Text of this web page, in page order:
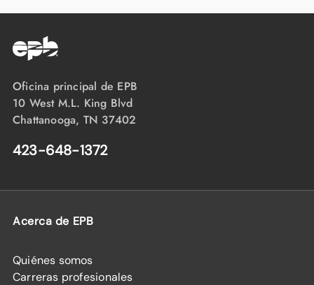
Oficina principal de EPB
10 West M.L. King Blvd
Chattanooga, TN 37402
423-648-1372
Acerca de EPB
Quiénes somos
Carreras profesionales